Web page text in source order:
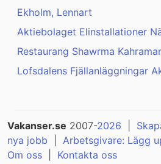
Ekholm, Lennart
Aktiebolaget Elinstallationer
Restaurang Shawrma
Lofsdalens Fjällanläggningar
Vakanser.se 2007-2026
nya jobb
Arbetsgivare: Lägg
Om oss
Kontakta oss